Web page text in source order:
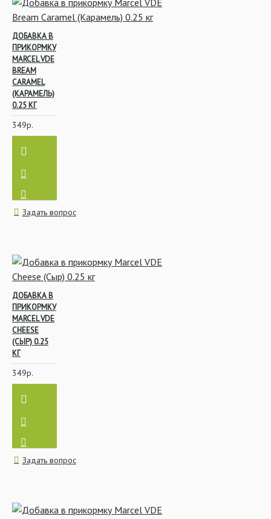
ДОБАВКА В
ПРИКОРМКУ
MARCEL VDE
BREAM
CARAMEL
(КАРАМЕЛЬ)
0.25 КГ
349р.
Задать вопрос
ДОБАВКА В
ПРИКОРМКУ
MARCEL VDE
CHEESE
(СЫР) 0.25
КГ
349р.
Задать вопрос